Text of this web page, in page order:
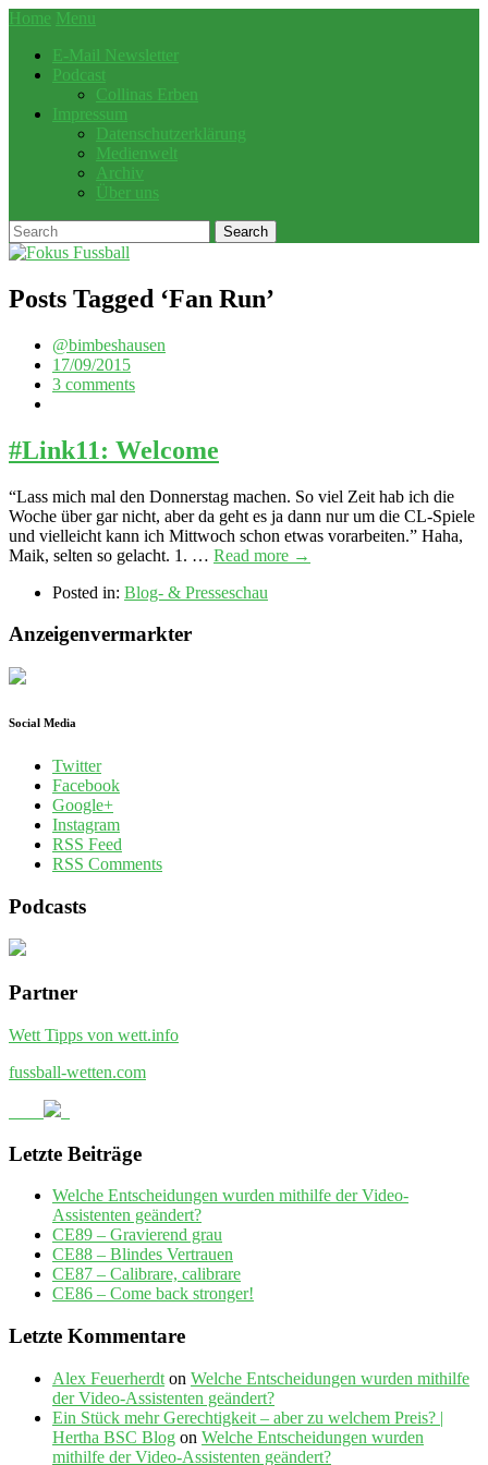
Home Menu
E-Mail Newsletter
Podcast
Collinas Erben
Impressum
Datenschutzerklärung
Medienwelt
Archiv
Über uns
Posts Tagged ‘Fan Run’
@bimbeshausen
17/09/2015
3 comments
#Link11: Welcome
“Lass mich mal den Donnerstag machen. So viel Zeit hab ich die
Woche über gar nicht, aber da geht es ja dann nur um die CL-Spiele
und vielleicht kann ich Mittwoch schon etwas vorarbeiten.” Haha,
Maik, selten so gelacht. 1. … Read more →
Posted in: Blog- & Presseschau
Anzeigenvermarkter
Social Media
Twitter
Facebook
Google+
Instagram
RSS Feed
RSS Comments
Podcasts
Partner
Wett Tipps von wett.info
fussball-wetten.com
Letzte Beiträge
Welche Entscheidungen wurden mithilfe der Video-
Assistenten geändert?
CE89 – Gravierend grau
CE88 – Blindes Vertrauen
CE87 – Calibrare, calibrare
CE86 – Come back stronger!
Letzte Kommentare
Alex Feuerherdt on Welche Entscheidungen wurden mithilfe
der Video-Assistenten geändert?
Ein Stück mehr Gerechtigkeit – aber zu welchem Preis? |
Hertha BSC Blog on Welche Entscheidungen wurden
mithilfe der Video-Assistenten geändert?